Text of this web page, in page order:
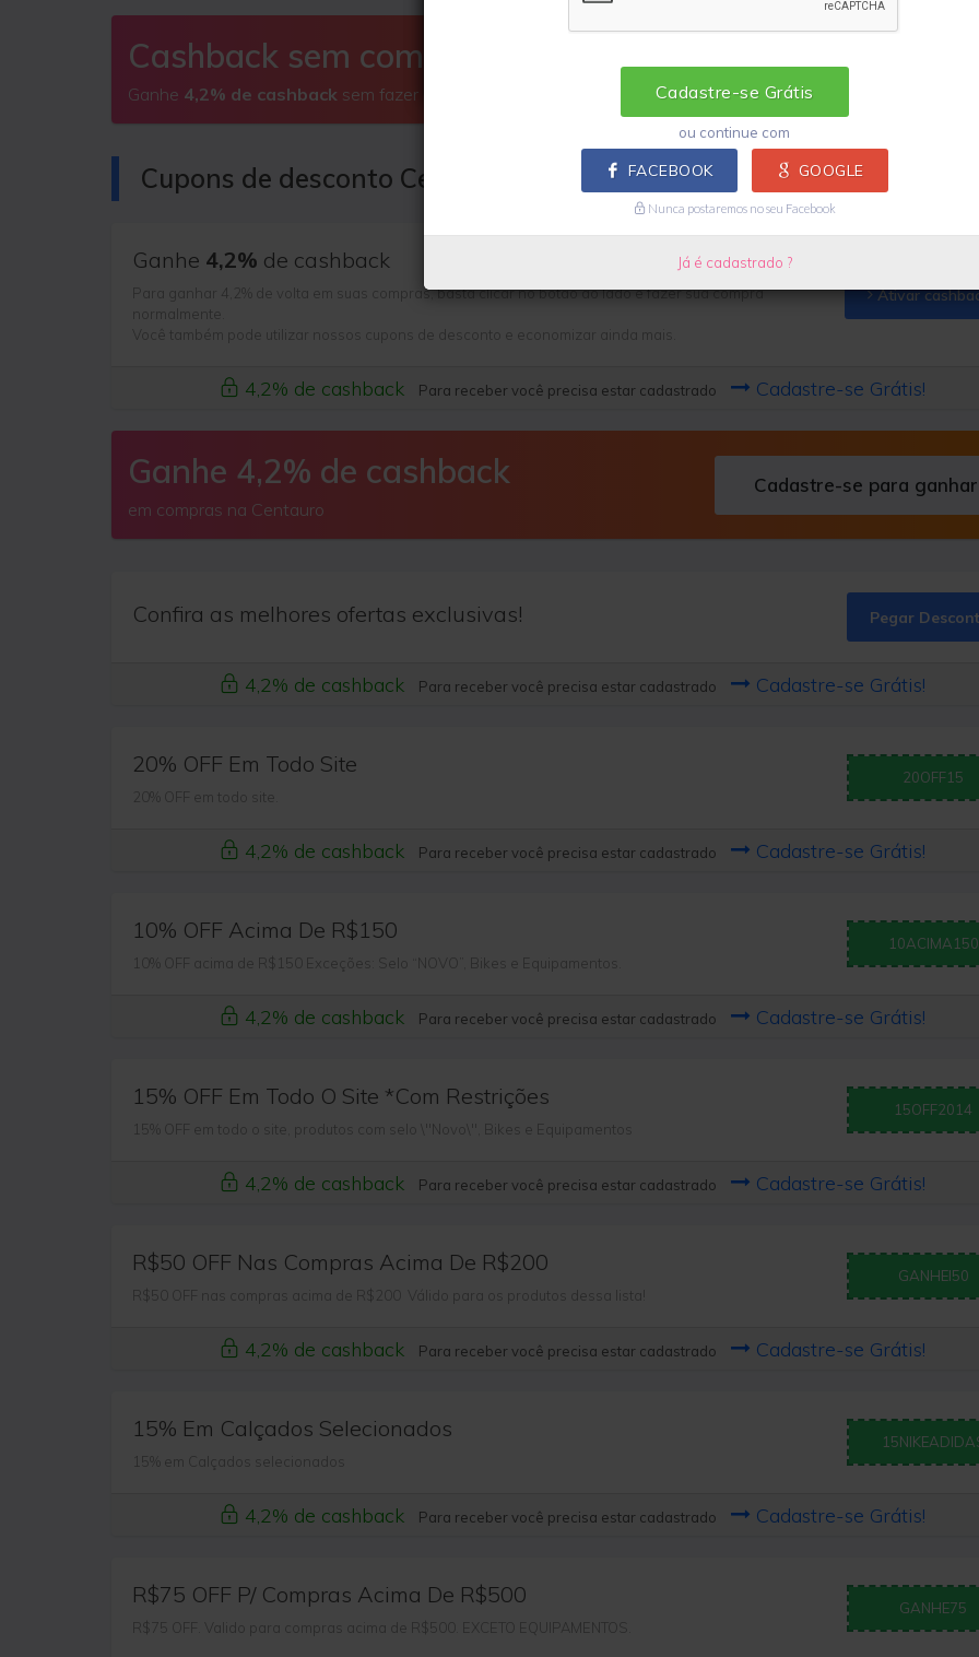
Regras e exceções
Cashback sem comprar
Ganhe 4,2% de cashback sem fazer compras
Cadastre-se para ganhar
Cupons de desconto Centauro
Ganhe 4,2% de cashback
Para ganhar 4,2% de volta em suas compras, basta clicar no botão ao lado e fazer sua compra
normalmente.
Você também pode utilizar nossos cupons de desconto e economizar ainda mais.
Ativar
4,2% de cashback Para receber você precisa estar cadastrado Cadastre-se Grátis!
Ganhe 4,2% de cashback
em compras na Centauro
Cadastre-se para ganhar
Confira as melhores ofertas exclusivas! Pegar
4,2% de cashback Para receber você precisa estar cadastrado Cadastre-se Grátis!
20% OFF Em Todo Site
20% OFF em todo site.
20OFF15
4,2% de cashback Para receber você precisa estar cadastrado Cadastre-se Grátis!
10% OFF Acima De R$150
10% OFF acima de R$150 Exceções: Selo “NOVO”, Bikes e Equipamentos.
10ACIMA150
4,2% de cashback Para receber você precisa estar cadastrado Cadastre-se Grátis!
15% OFF Em Todo O Site *Com Restrições
15% OFF em todo o site, produtos com selo \"Novo\", Bikes e Equipamentos
15OFF2014
4,2% de cashback Para receber você precisa estar cadastrado Cadastre-se Grátis!
R$50 OFF Nas Compras Acima De R$200
R$50 OFF nas compras acima de R$200 Válido para os produtos dessa lista!
GANHEI50
4,2% de cashback Para receber você precisa estar cadastrado Cadastre-se Grátis!
15% Em Calçados Selecionados
15% em Calçados selecionados
4,2% de cashback Para receber você precisa estar cadastrado Cadastre-se Grátis!
R$75 OFF P/ Compras Acima De R$500
R$75 OFF. Valido para compras acima de R$500. EXCETO EQUIPAMENTOS.
GANHE75
Cadastre-se Grátis
ou continue com
FACEBOOK GOOGLE
Nunca postaremos no seu Facebook
Já é cadastrado ?